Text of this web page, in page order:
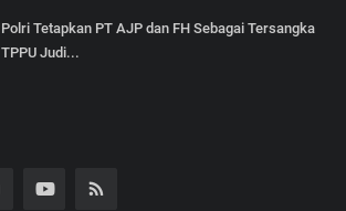
Polri Tetapkan PT AJP dan FH Sebagai Tersangka
TPPU Judi...